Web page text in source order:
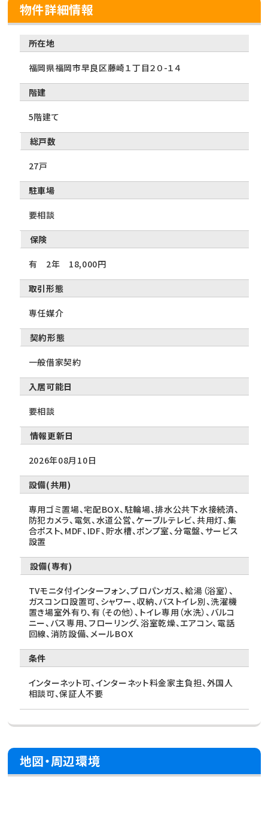
物件詳細情報
所在地
福岡県福岡市早良区藤崎１丁目２０-１４
階建
5階建て
総戸数
27戸
駐車場
要相談
保険
有 2年 18,000円
取引形態
専任媒介
契約形態
一般借家契約
入居可能日
要相談
情報更新日
2026年08月10日
設備(共用)
専用ゴミ置場、宅配BOX、駐輪場、排水公共下水接続済、
防犯カメラ、電気、水道公営、ケーブルテレビ、共用灯、集
合ポスト、MDF、IDF、貯水槽、ポンプ室、分電盤、サービス
設置
設備(専有)
TVモニタ付インターフォン、プロパンガス、給湯（浴室）、
ガスコンロ設置可、シャワー、収納、バストイレ別、洗濯機
置き場室外有り、有（その他）、トイレ専用（水洗）、バルコ
ニー、バス専用、フローリング、浴室乾燥、エアコン、電話
回線、消防設備、メールBOX
条件
インターネット可、インターネット料金家主負担、外国人
相談可、保証人不要
地図・周辺環境